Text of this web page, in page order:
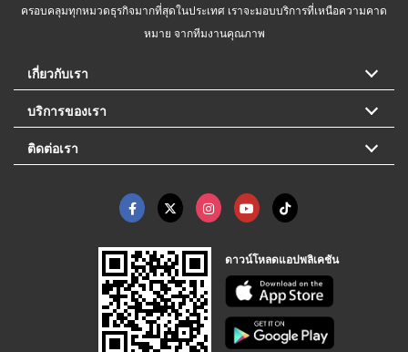
ครอบคลุมทุกหมวดธุรกิจมากที่สุดในประเทศ เราจะมอบบริการที่เหนือความคาด
หมาย จากทีมงานคุณภาพ
เกี่ยวกับเรา
บริการของเรา
ติดต่อเรา
ดาวน์โหลดแอปพลิเคชัน